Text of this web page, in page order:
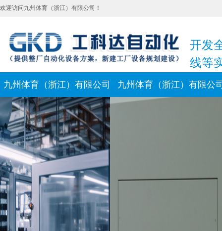
九州体育（浙江）有限公司 九州体育（浙江）有限公
新闻动态
欢迎访问九州体育（浙江）有限公司！
开发
线等